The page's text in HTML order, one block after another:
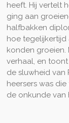
heeft. Hij vertelt
ging aan
halfbakken
hoe tegelijkertijd
konden groeien.
verhaal, en
de sluwheid van
heersers was
de onkunde van